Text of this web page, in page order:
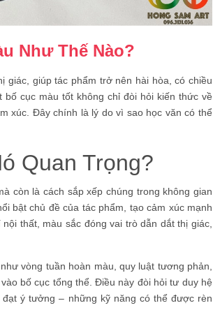
Như Thế Nào?
giác, giúp tác phẩm trở nên hài hòa, có chiều
cục màu tốt không chỉ đòi hỏi kiến thức về
xúc. Đây chính là lý do vì sao học văn có thể
Quan Trọng?
còn là cách sắp xếp chúng trong không gian
bật chủ đề của tác phẩm, tạo cảm xúc mạnh
thất, màu sắc đóng vai trò dẫn dắt thị giác,
vòng tuần hoàn màu, quy luật tương phản,
bố cục tổng thể. Điều này đòi hỏi tư duy hệ
ý tưởng – những kỹ năng có thể được rèn